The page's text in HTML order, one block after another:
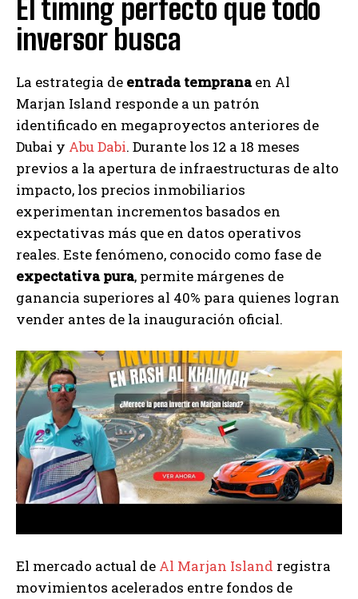
El timing perfecto que todo
inversor busca
La estrategia de entrada tempranaen Al
Marjan Island responde a un patrón
identificado en megaproyectos anteriores de
Dubai y Abu Dabi. Durante los 12 a 18 meses
previos a la apertura de infraestructuras de alto
impacto, los precios inmobiliarios
experimentan incrementos basados en
expectativas más que en datos operativos
reales. Este fenómeno, conocido como fase de
expectativa pura, permite márgenes de
ganancia superiores al 40% para quienes logran
vender antes de la inauguración oficial.
El mercado actual de Al Marjan Island registra
movimientos acelerados entre fondos de